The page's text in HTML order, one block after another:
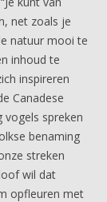
net zoals je
natuur mooi te
inhoud te
inspireren
Canadese
vogels spreken
benaming
streken
wil dat
opfleuren met